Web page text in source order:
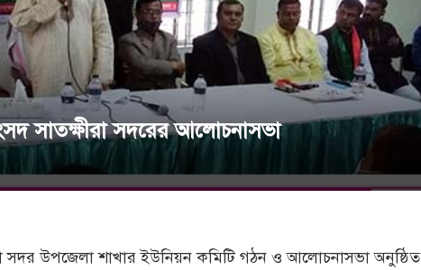
সাতক্ষীরা সদরের আলোচনাসভা
সদর উপজেলা শাখার ইউনিয়ন কমিটি গঠন ও আলোচনাসভা অনুষ্ঠিত